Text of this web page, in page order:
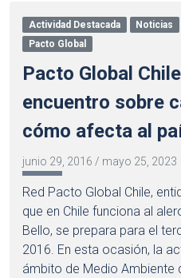
Actividad Destacada Noticias
Pacto Global
Pacto Global
encuentro sobre
cómo afecta al
junio 29, 2016 / mayo 25, 2023
Red Pacto Global Chile,
que en Chile funciona al
Bello, se prepara para el
2016. En esta ocasión, la
ámbito de Medio Ambiente